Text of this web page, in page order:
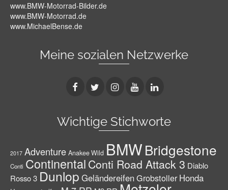
www.BMW-Motorrad-Bilder.de
www.BMW-Motorrad.de
www.MichaelBense.de
Meine sozialen Netzwerke
Wichtige Stichworte
2017 Adventure Anakee Wild BMWBridgestone
Conti ContinentalConti Road Attack 3 Diablo
Rosso 3 Dunlop GeländereifenGrobstoller Honda